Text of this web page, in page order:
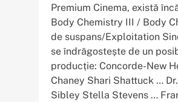
Premium Cinema, există
Body Chemistry III / Body
de suspans/Exploitation
se îndrăgostește de un
producție: Concorde-New
Chaney Shari Shattuck …
Sibley Stella Stevens …